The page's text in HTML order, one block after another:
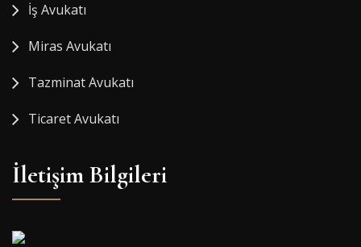
İş Avukatı
Miras Avukatı
Tazminat Avukatı
Ticaret Avukatı
İletişim Bilgileri